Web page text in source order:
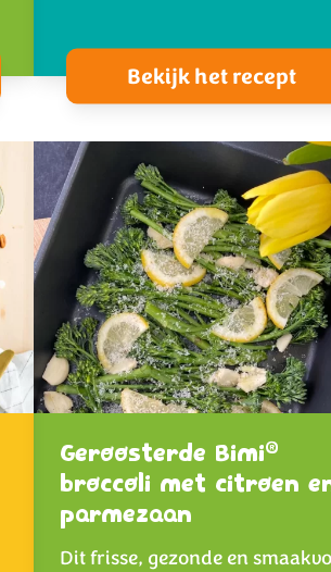
Bekijk het recept
Geroosterde Bimi®
broccoli met citroen
parmezaan
Dit frisse, gezonde en